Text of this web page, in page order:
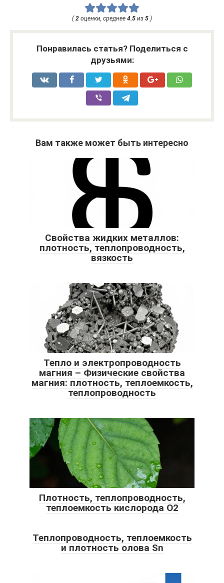
(2 оценки, среднее 4.5 из 5 )
Понравилась статья? Поделиться с
друзьями:
Вам также может быть интересно
Свойства жидких металлов:
плотность, теплопроводность,
вязкость
Тепло и электропроводность
магния – Физические свойства
магния: плотность, теплоемкость,
теплопроводность
Плотность, теплопроводность,
теплоемкость кислорода O2
Теплопроводность, теплоемкость
и плотность олова Sn